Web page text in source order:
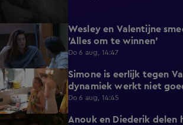
0:26
Wesley en Valentijne
'Alles om te winnen'
Do 6 aug, 14:47
1:12
Simone is eerlijk tegen
dynamiek werkt niet
Do 6 aug, 14:45
0:48
Anouk en Diederik delen